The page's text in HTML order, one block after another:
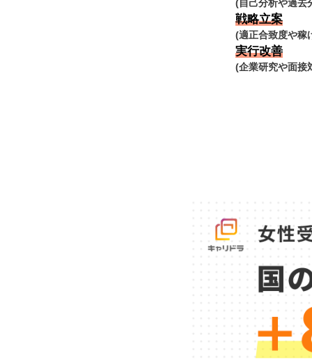
(自己分析や過去
戦略立案
(適正合致度や稼
実行改善
(企業研究や面接